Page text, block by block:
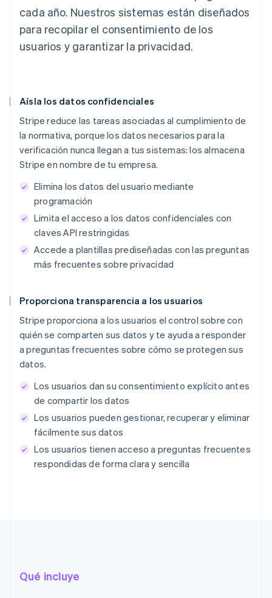
cada año. Nuestros sistemas están diseñados
para recopilar el consentimiento de los
usuarios y garantizar la privacidad.
Aísla los datos confidenciales
Stripe reduce las tareas asociadas al cumplimiento de
la normativa, porque los datos necesarios para la
verificación nunca llegan a tus sistemas: los almacena
Stripe en nombre de tu empresa.
Elimina los datos del usuario mediante
programación
Limita el acceso a los datos confidenciales con
claves API restringidas
Accede a plantillas prediseñadas con las preguntas
más frecuentes sobre privacidad
Proporciona transparencia a los usuarios
Stripe proporciona a los usuarios el control sobre con
quién se comparten sus datos y te ayuda a responder
a preguntas frecuentes sobre cómo se protegen sus
datos.
Los usuarios dan su consentimiento explícito antes
de compartir los datos
Los usuarios pueden gestionar, recuperar y eliminar
fácilmente sus datos
Los usuarios tienen acceso a preguntas frecuentes
respondidas de forma clara y sencilla
Qué incluye